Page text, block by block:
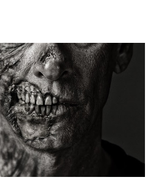
ことができます。 問題解決や方向性を示す
いは、自分自身の問題解決や方向性を示すこ
中で見たものや感じ...
働く姿勢や努力、集団の力を表すことがあり
が登場する場合、自分自身が努力している
と協力して何かを達成しようとしているこ
あります。ギリシャ神話では、アリが大海
団で協力して勝利する姿が描かれていま
話では、大自然を共に守るためにアリが努
います。 カブトムシ・クワガタムシの夢占
ワガタムシは、力強さや男らしさ、競争心な
あります。夢の中でこれらの昆虫が登場す
力を発揮している状況や、何かに挑戦する